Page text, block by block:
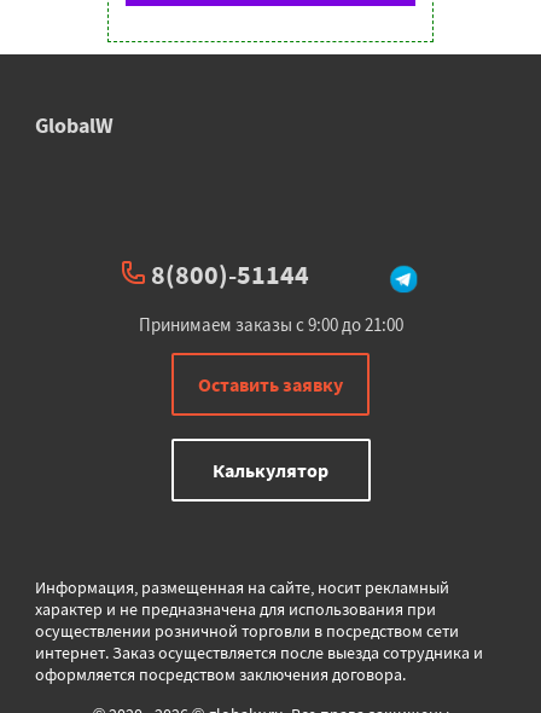
GlobalW
8(800)-51144
Принимаем заказы с 9:00 до 21:00
Оставить заявку
Калькулятор
Информация, размещенная на сайте, носит рекламный
характер и не предназначена для использования при
осуществлении розничной торговли в посредством сети
интернет. Заказ осуществляется после выезда сотрудника и
оформляется посредством заключения договора.